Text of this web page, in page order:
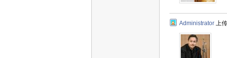
Administrator 上